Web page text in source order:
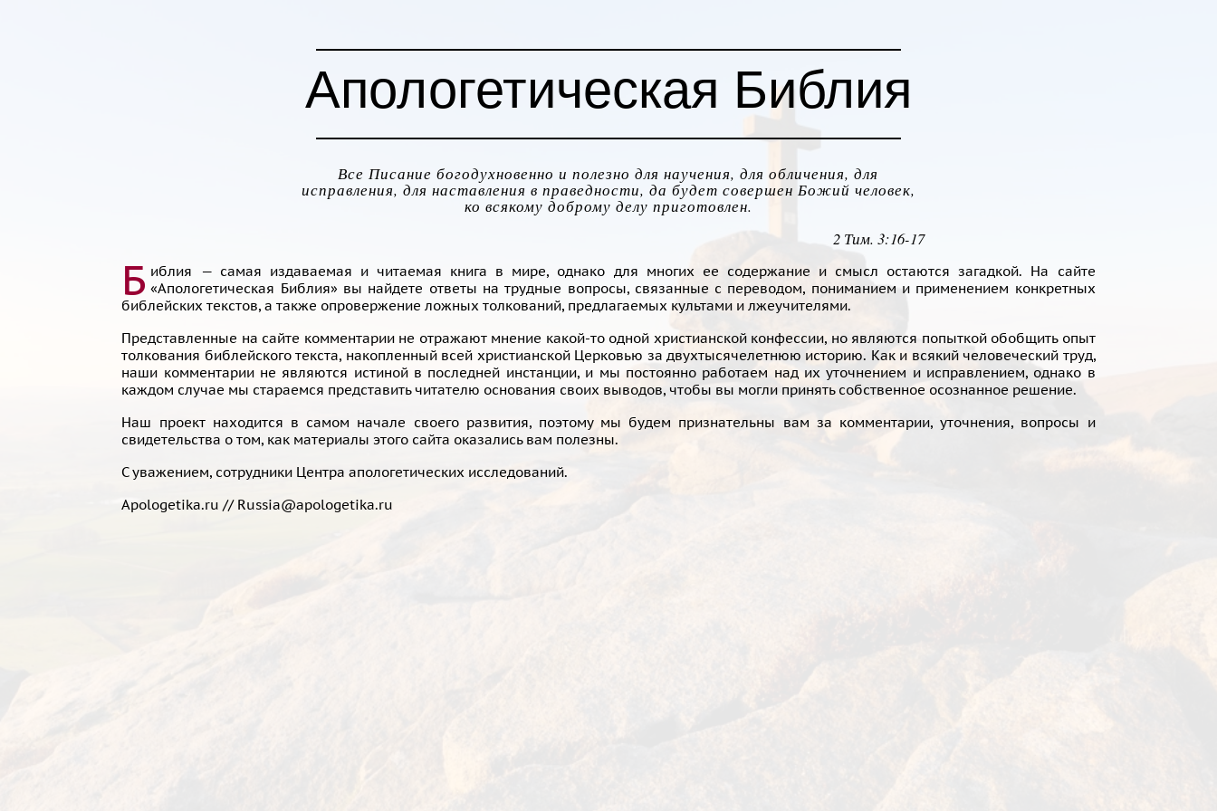
Апологетическая Библия
Все Писание богодухновенно и полезно для научения, для обличения, для
исправления, для наставления в праведности, да будет совершен Божий человек,
ко всякому доброму делу приготовлен.
2 Тим. 3:16-17
Б иблия — самая издаваемая и читаемая книга в мире, однако для многих ее содержание и смысл остаются загадкой. На сайте
«Апологетическая Библия» вы найдете ответы на трудные вопросы, связанные с переводом, пониманием и применением конкретных
библейских текстов, а также опровержение ложных толкований, предлагаемых культами и лжеучителями.
Представленные на сайте комментарии не отражают мнение какой-то одной христианской конфессии, но являются попыткой обобщить опыт
толкования библейского текста, накопленный всей христианской Церковью за двухтысячелетнюю историю. Как и всякий человеческий труд,
наши комментарии не являются истиной в последней инстанции, и мы постоянно работаем над их уточнением и исправлением, однако в
каждом случае мы стараемся представить читателю основания своих выводов, чтобы вы могли принять собственное осознанное решение.
Наш проект находится в самом начале своего развития, поэтому мы будем признательны вам за комментарии, уточнения, вопросы и
свидетельства о том, как материалы этого сайта оказались вам полезны.
С уважением, сотрудники Центра апологетических исследований.
Apologetika.ru // Russia@apologetika.ru